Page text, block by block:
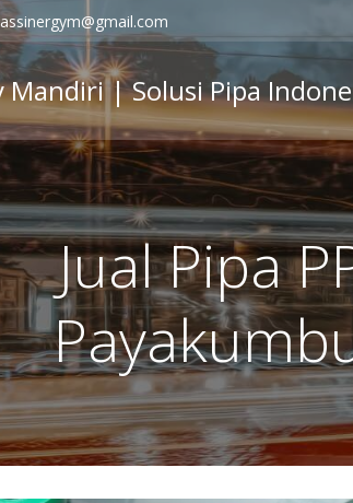
Mandiri | Solusi Pipa
Jual Pipa